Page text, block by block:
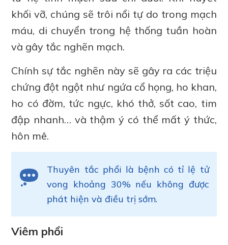
khối vỡ, chúng sẽ trôi nổi tự do trong mạch
máu, di chuyển trong hệ thống tuần hoàn
và gây tắc nghẽn mạch.
Chính sự tắc nghẽn này sẽ gây ra các triệu
chứng đột ngột như ngứa cổ họng, ho khan,
ho có đờm, tức ngực, khó thở, sốt cao, tim
đập nhanh… và thậm ý có thể mất ý thức,
hôn mê.
Thuyên tắc phổi là bệnh có tỉ lệ tử
vong khoảng 30% nếu không được
phát hiện và điều trị sớm.
Viêm phổi